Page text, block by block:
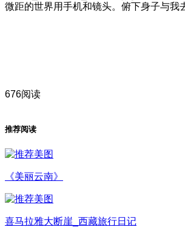
微距的世界用手机和镜头。俯下身子与我
676阅读
推荐阅读
《美丽云南》
喜马拉雅大断崖_西藏旅行日记